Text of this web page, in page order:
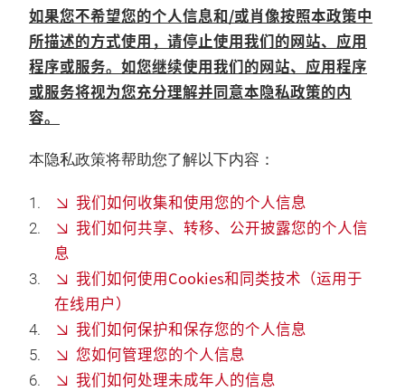
如果您不希望您的个人信息和/或肖像按照本政策中
所描述的方式使用，请停止使用我们的网站、应用
程序或服务。如您继续使用我们的网站、应用程序
或服务将视为您充分理解并同意本隐私政策的内
容。
本隐私政策将帮助您了解以下内容：
我们如何收集和使用您的个人信息
我们如何共享、转移、公开披露您的个人信
息
我们如何使用Cookies和同类技术（运用于
在线用户）
我们如何保护和保存您的个人信息
您如何管理您的个人信息
我们如何处理未成年人的信息